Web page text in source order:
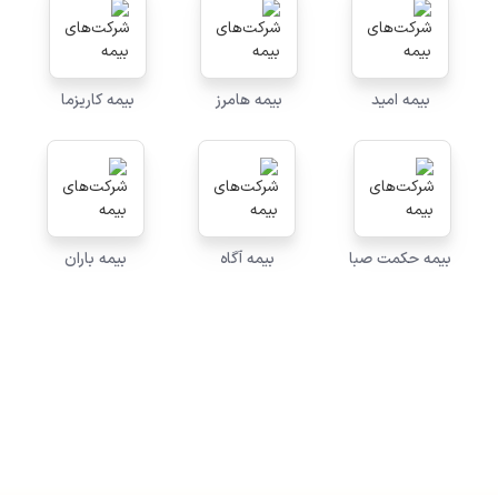
بیمه امید بیمه هامرز بیمه کاریزما
بیمه حکمت صبا بیمه آگاه بیمه باران